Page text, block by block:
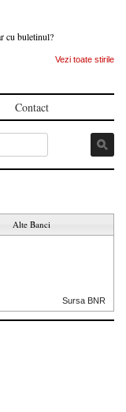
cu buletinul?
Vezi toate stirile
Contact
Alte Banci
Sursa BNR